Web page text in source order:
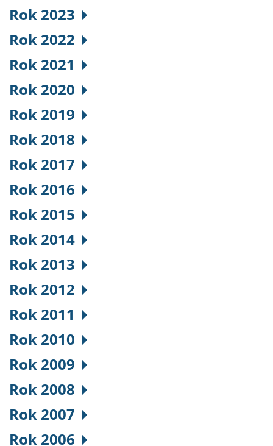
Rok 2023
Rok 2022
Rok 2021
Rok 2020
Rok 2019
Rok 2018
Rok 2017
Rok 2016
Rok 2015
Rok 2014
Rok 2013
Rok 2012
Rok 2011
Rok 2010
Rok 2009
Rok 2008
Rok 2007
Rok 2006